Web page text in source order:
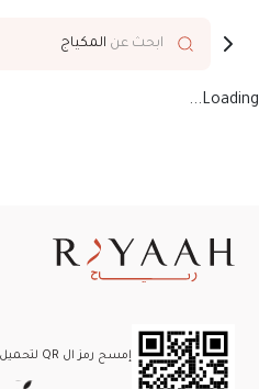
ابحث عن المكياج
Loading...
إمسح رمز ال QR لتحميل التطبيق